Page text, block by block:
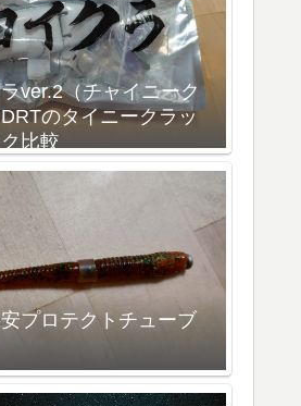
ver.2（チャイニーク
のタイニークラッ
比較
プロテクトチューブ